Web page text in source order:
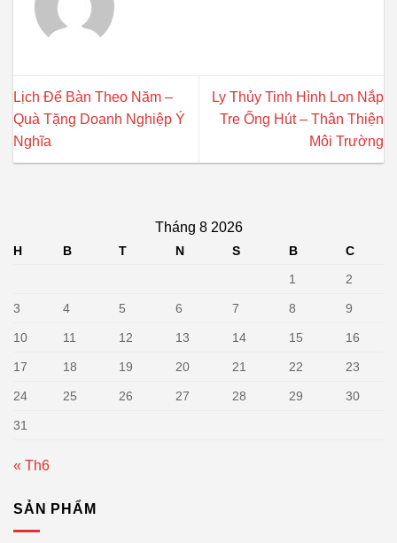
Lịch Để Bàn Theo Năm –
Quà Tặng Doanh Nghiệp Ý
Nghĩa
Ly Thủy Tinh Hình Lon Nắp
Tre Ống Hút – Thân Thiện
Môi Trường
Tháng 8 2026
H B T N S B
C
1
2
3 4 5 6 7 8 9
10 11 12 13 14 15 16
17 18 19 20 21 22 23
24 25 26 27 28 29 30
31
« Th6
SẢN PHẨM